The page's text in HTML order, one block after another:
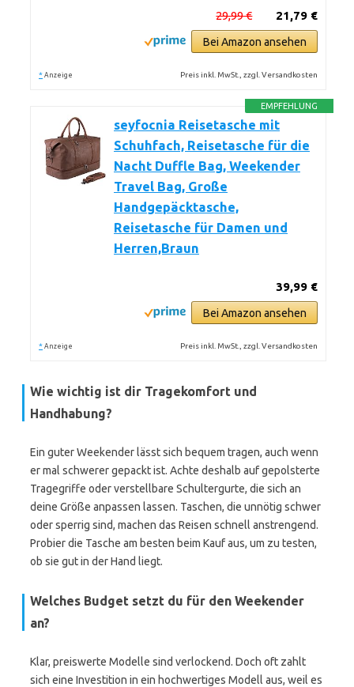
21,79 €
29,99 €
Bei Amazon ansehen
* Anzeige Preis inkl. MwSt., zzgl. Versandkosten
EMPFEHLUNG
seyfocnia Reisetasche mit
Schuhfach, Reisetasche für die
Nacht Duffle Bag, Weekender
Travel Bag, Große
Handgepäcktasche,
Reisetasche für Damen und
Herren,Braun
39,99 €
Bei Amazon ansehen
* Anzeige Preis inkl. MwSt., zzgl. Versandkosten
Wie wichtig ist dir Tragekomfort und
Handhabung?
Ein guter Weekender lässt sich bequem tragen, auch wenn
er mal schwerer gepackt ist. Achte deshalb auf gepolsterte
Tragegriffe oder verstellbare Schultergurte, die sich an
deine Größe anpassen lassen. Taschen, die unnötig schwer
oder sperrig sind, machen das Reisen schnell anstrengend.
Probier die Tasche am besten beim Kauf aus, um zu testen,
ob sie gut in der Hand liegt.
Welches Budget setzt du für den Weekender
an?
Klar, preiswerte Modelle sind verlockend. Doch oft zahlt
sich eine Investition in ein hochwertiges Modell aus, weil es